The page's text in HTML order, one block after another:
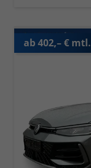
ab 402,– € mtl.